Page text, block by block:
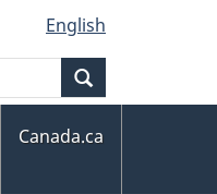
English
Canada.ca